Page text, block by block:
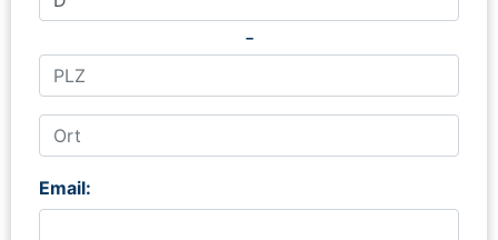
-
Email: